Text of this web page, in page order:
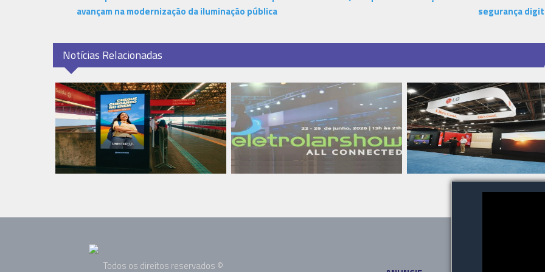
avançam na modernização da iluminação pública
segurança
Notícias Relacionadas
Todos os direitos reservados ©